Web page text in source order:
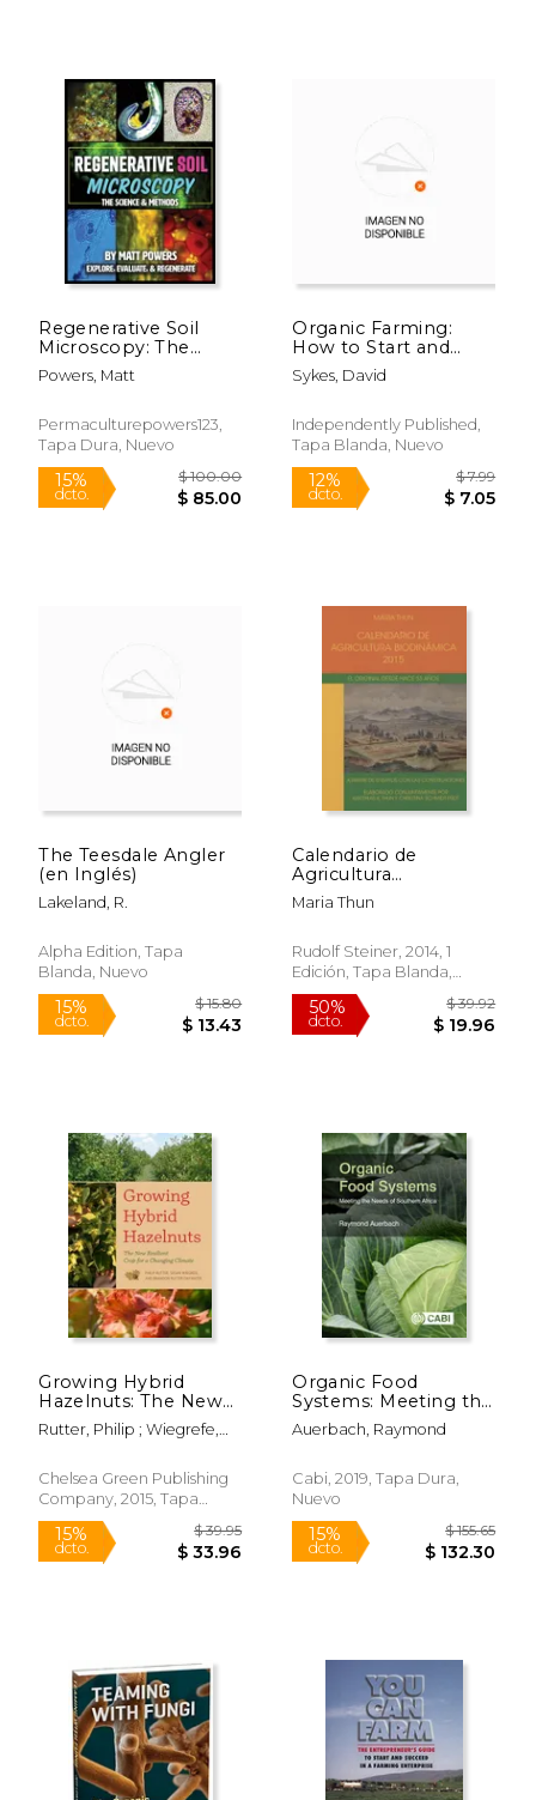
15%
dcto. $ 25.49
dcto.
Regenerative Soil
Microscopy: The
Science and Methods
(en Inglés)
Powers, Matt
Permaculturepowers123,
Tapa Dura, Nuevo
15%
dcto.
$ 100.00
$ 85.00
Organic Farming:
How to Start and
Maintain Your Own
Organic Farm (en
Sykes, David
Independently Published,
Tapa Blanda, Nuevo
12%
dcto.
The Teesdale Angler
(en Inglés)
Lakeland, R.
Alpha Edition, Tapa
Blanda, Nuevo
Calendario de
Agricultura
Biodinámica 2015: El
Original Desde Hace
Maria Thun
Rudolf Steiner, 2014, 1
Edición, Tapa Blanda,
Usado
Growing Hybrid
Hazelnuts: The New
Resilient Crop for a
Changing Climate (en
Rutter, Philip ; Wiegrefe,
Brandon
Chelsea Green Publishing
Company, 2015, Tapa
Blanda, Nuevo
Organic Food
Systems: Meeting the
Needs of Southern
Africa (en Inglés)
Auerbach, Raymond
Cabi, 2019, Tapa Dura,
Nuevo